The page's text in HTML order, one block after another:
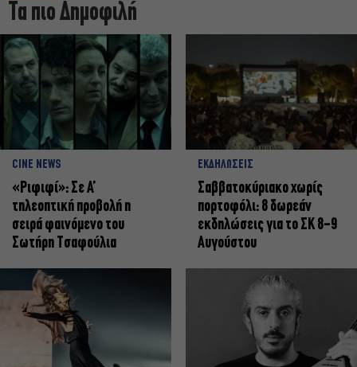
Τα πιο Δημοφιλή
CINE NEWS
«Ριφιφί»: Σε Α’
τηλεοπτική προβολή η
σειρά φαινόμενο του
Σωτήρη Τσαφούλια
ΕΚΔΗΛΩΣΕΙΣ
Σαββατοκύριακο χωρίς
πορτοφόλι: 8 δωρεάν
εκδηλώσεις για το ΣΚ 8-9
Αυγούστου